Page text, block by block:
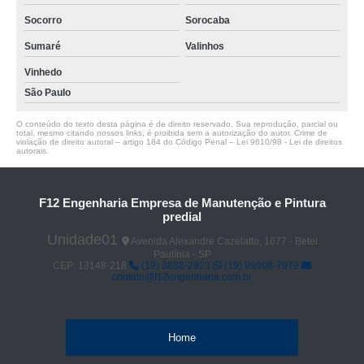
qual o valor de impermeabilização cobertura plana Jardim Adhemar de
Barros
cotação para impermeabilização de coberturas em terraço Indaiatuba
qual o valor de impermeabilização coberturas inclinadas Jardim Guedala
Socorro Sorocaba
Sumaré Valinhos
Vinhedo
São Paulo
O conteúdo do texto desta página é de direito reservado. Sua reprodução, parcial ou
total, mesmo citando nossos links, é proibida sem a autorização do autor. Crime de
violação de direito autoral – artigo 184 do Código Penal – Lei 9610/98 - Lei de direitos
autorais
F12 Engenharia Empresa de Manutenção e Pintura
predial
Unidade01
Avenida Alexandre Cazelatto, 1677 - Betel
Paulínia - SP
CEP: 13148-218
(19) 3888-2923
(19) 99968-7979
contato@f12engenharia.com.br
Home